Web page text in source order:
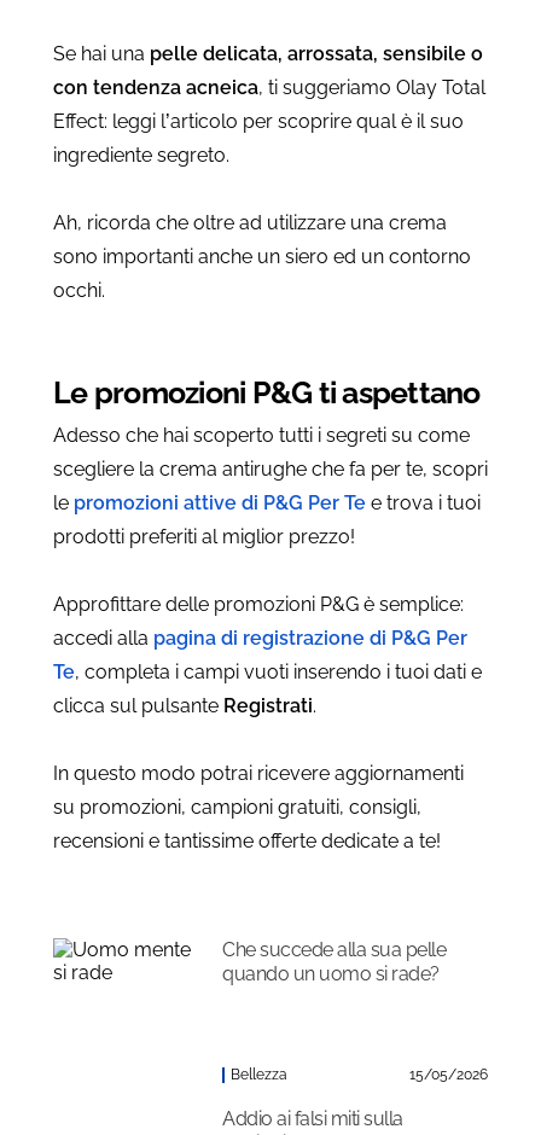
Se hai una pelle delicata, arrossata, sensibile o
con tendenza acneica, ti suggeriamo Olay Total
Effect: leggi l’articolo per scoprire qual è il suo
ingrediente segreto.
Ah, ricorda che oltre ad utilizzare una crema
sono importanti anche un siero ed un contorno
occhi.
Le promozioni P&G ti aspettano
Adesso che hai scoperto tutti i segreti su come
scegliere la crema antirughe che fa per te, scopri
le promozioni attive di P&G Per Te e trova i tuoi
prodotti preferiti al miglior prezzo!
Approfittare delle promozioni P&G è semplice:
accedi alla pagina di registrazione di P&G Per
Te, completa i campi vuoti inserendo i tuoi dati e
clicca sul pulsante Registrati.
In questo modo potrai ricevere aggiornamenti
su promozioni, campioni gratuiti, consigli,
recensioni e tantissime offerte dedicate a te!
Che succede alla sua pelle
quando un uomo si rade?
Bellezza 15/05/2026
Addio ai falsi miti sulla